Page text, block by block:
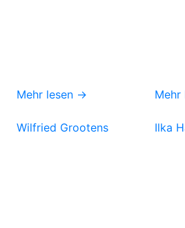
Mehr lesen →
Wilfried Grootens Ilka